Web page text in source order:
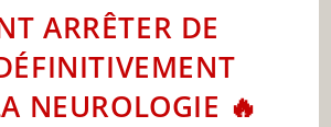
ARRÊTER DE
NEUROLOGIE 🔥